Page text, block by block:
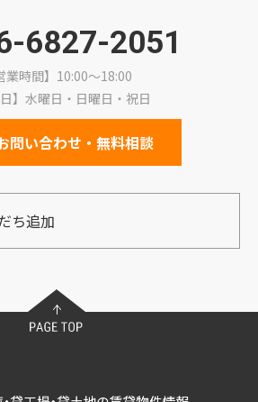
6827-2051
業時間】10:00～18:00
日】水曜日・日曜日・祝日
問い合わせ・無料相談
ち追加